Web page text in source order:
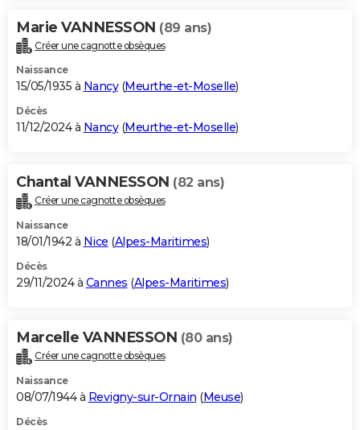
Marie VANNESSON (89 ans)
Créer une cagnotte obsèques
Naissance
15/05/1935 à Nancy(Meurthe-et-Moselle)
Décès
11/12/2024 à Nancy(Meurthe-et-Moselle)
Chantal VANNESSON (82 ans)
Créer une cagnotte obsèques
Naissance
18/01/1942 à Nice (Alpes-Maritimes)
Décès
29/11/2024 à Cannes (Alpes-Maritimes)
Marcelle VANNESSON (80 ans)
Créer une cagnotte obsèques
Naissance
08/07/1944 à Revigny-sur-Ornain (Meuse)
Décès